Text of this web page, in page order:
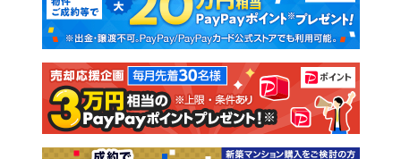
新築一戸建て 中古一戸建て
注文住宅 土地
売却査定